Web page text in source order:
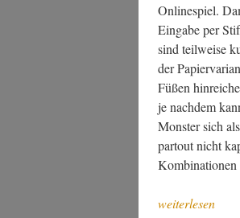
Online­spiel.
Ein­ga­be per
sind teil­wei­se
der
Füßen
je nach­dem
Mons­ter sich
par­tout nicht
Kom­bi­na­tio­nen
„Auf
weiterlesen